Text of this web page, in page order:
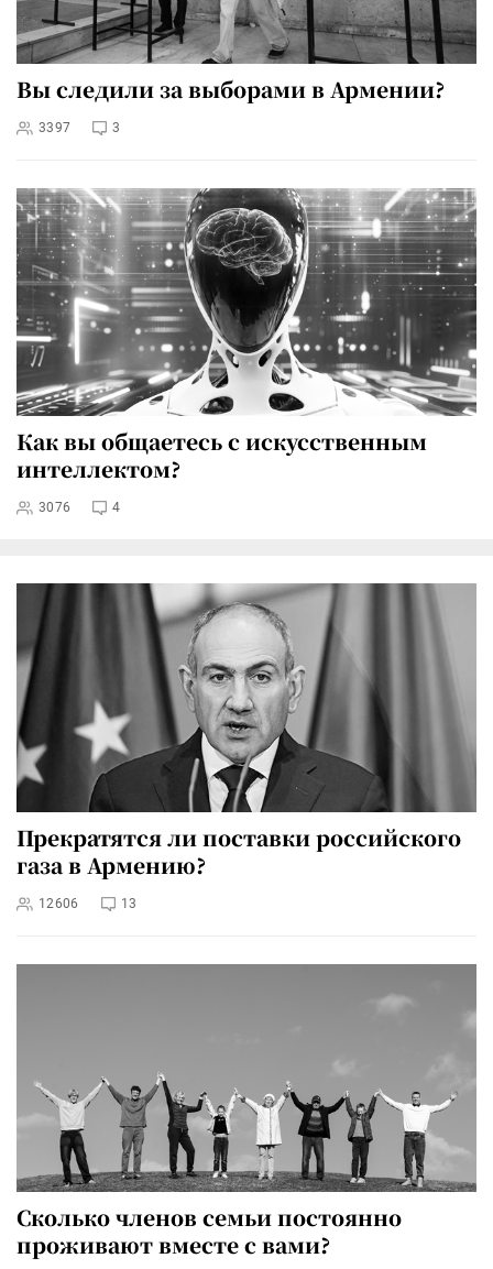
Вы следили за выборами в Армении?
3397 3
Как вы общаетесь с искусственным
интеллектом?
3076 4
Прекратятся ли поставки российского
газа в Армению?
12606 13
Сколько членов семьи постоянно
проживают вместе с вами?